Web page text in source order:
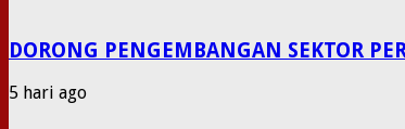
DORONG PENGEMBANGAN SEKTOR
5 hari ago